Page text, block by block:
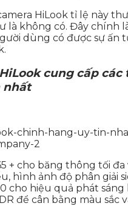
HiLook tỉ lệ này
là không có. Đây chính
dùng có được sự ấn
cung cấp các
nhất
+ cho băng thông tối đa
hình ảnh độ phân giải
cho hiệu quả phát sáng
để cân bằng màu sắc